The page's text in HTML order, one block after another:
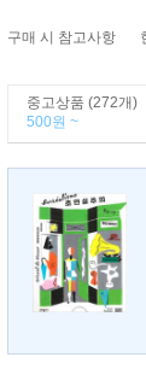
구매 시 참고사항
중고상품 (272개)
500원 ~